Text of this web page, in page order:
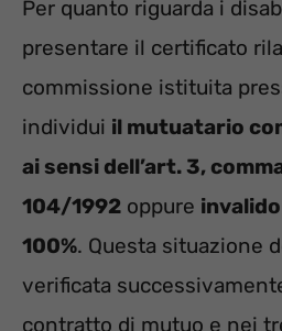
Per quanto riguarda i
presentare il certificato
commissione istituita
individui il mutuatario
ai sensi dell’art. 3,
104/1992 oppure
100%. Questa situazione
verificata
contratto di mutuo e nei